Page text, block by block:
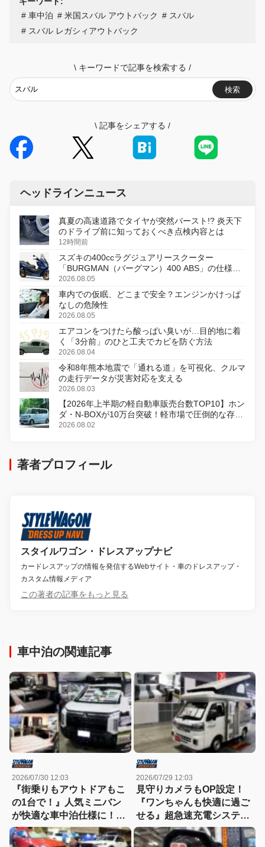
車中泊
米国スバル アウトバック
スバル
スバル レガシィアウトバック
\ キーワードで記事を検索する /
検索
\ 記事をシェアする /
ヘッドラインニュース
真夏の高速道路でタイヤが突然バースト!? 炎天下
のドライブ前に知っておくべき点検内容とは
12時間前
スズキの400ccラグジュアリースクーター
「BURGMAN（バーグマン）400 ABS」の仕様を
変更し、8月18日に発売
2026.08.05
車内での仮眠、どこまで安全？エンジンかけっぱ
なしの危険性
2026.08.05
エアコンをつけたら酸っぱい臭いが…目的地に着
く「3分前」のひと工夫でカビを防ぐ方法
2026.08.04
令和8年熊本地震で「通れる道」を可視化、クルマ
の走行データが災害対応を支える
2026.08.03
【2026年上半期の軽自動車販売台数TOP10】ホン
ダ・N-BOXが10万台突破！軽市場で圧倒的な存在
感
2026.08.02
著者プロフィール
スタイルワゴン・ドレスアップナビ
カードレスアップの情報を発信するWebサイト・車のドレスアップ・
カスタム情報メディア
この著者の記事をもっと見る
車中泊の関連記事
2026/07/30 12:03
『街乗りもアウトドアもこ
の1台で！』人気ミニバン
が快適な車中泊仕様に！
【東京キャンピングカーシ
ョー2026】
2026/07/29 12:03
見守りカメラもOP設定！
『ワンちゃんも快適に過ご
せる』超急速充電システム
を搭載した軽トラキャンパ
ー【東京キャンピングカー